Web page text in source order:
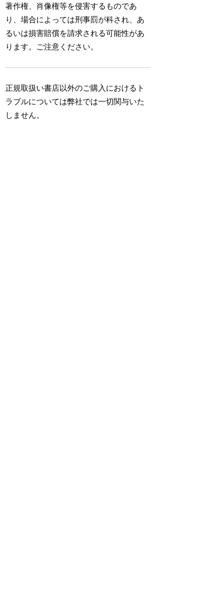
著作権、肖像権等を侵害するものであ
り、場合によっては刑事罰が科され、あ
るいは損害賠償を請求される可能性があ
ります。ご注意ください。
正規取扱い書店以外のご購入におけるト
ラブルについては弊社では一切関与いた
しません。